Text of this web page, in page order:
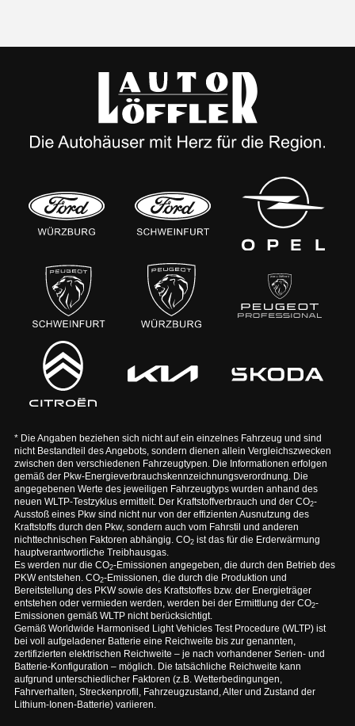
* Die Angaben beziehen sich nicht auf ein einzelnes Fahrzeug und sind
nicht Bestandteil des Angebots, sondern dienen allein Vergleichszwecken
zwischen den verschiedenen Fahrzeugtypen. Die Informationen erfolgen
gemäß der Pkw-Energieverbrauchskennzeichnungsverordnung. Die
angegebenen Werte des jeweiligen Fahrzeugtyps wurden anhand des
neuen WLTP-Testzyklus ermittelt. Der Kraftstoffverbrauch und der CO2-
Ausstoß eines Pkw sind nicht nur von der effizienten Ausnutzung des
Kraftstoffs durch den Pkw, sondern auch vom Fahrstil und anderen
nichttechnischen Faktoren abhängig. CO2ist das für die Erderwärmung
hauptverantwortliche Treibhausgas.
Es werden nur die CO2-Emissionen angegeben, die durch den Betrieb des
PKW entstehen. CO2-Emissionen, die durch die Produktion und
Bereitstellung des PKW sowie des Kraftstoffes bzw. der Energieträger
entstehen oder vermieden werden, werden bei der Ermittlung der CO2-
Emissionen gemäß WLTP nicht berücksichtigt.
Gemäß Worldwide Harmonised Light Vehicles Test Procedure (WLTP) ist
bei voll aufgeladener Batterie eine Reichweite bis zur genannten,
zertifizierten elektrischen Reichweite – je nach vorhandener Serien- und
Batterie-Konfiguration – möglich. Die tatsächliche Reichweite kann
aufgrund unterschiedlicher Faktoren (z.B. Wetterbedingungen,
Fahrverhalten, Streckenprofil, Fahrzeugzustand, Alter und Zustand der
Lithium-Ionen-Batterie) variieren.